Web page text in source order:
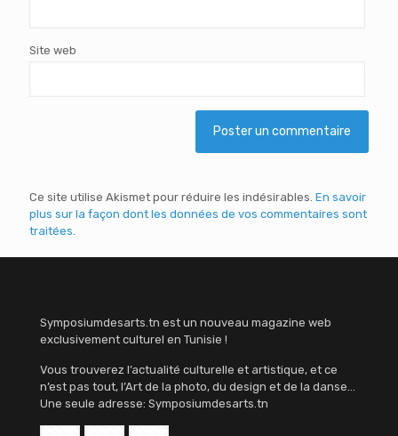
Site web
Ce site utilise Akismet pour réduire les indésirables. En savoir
plus sur la façon dont les données de vos commentaires sont
traitées
Symposiumdesarts.tn est un nouveau magazine web
exclusivement culturel en Tunisie !
Vous trouverez l’actualité culturelle et artistique, et ce
n’est pas tout, l’Art de la photo, du design et de la danse…
Une seule adresse: Symposiumdesarts.tn